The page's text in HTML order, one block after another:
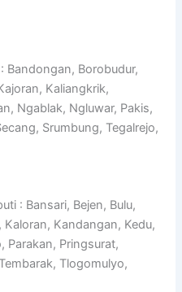
Bandongan, Borobudur,
Kaliangkrik,
Ngablak, Ngluwar, Pakis,
Srumbung, Tegalrejo,
: Bansari, Bejen, Bulu,
Kandangan, Kedu,
Parakan, Pringsurat,
Tlogomulyo,